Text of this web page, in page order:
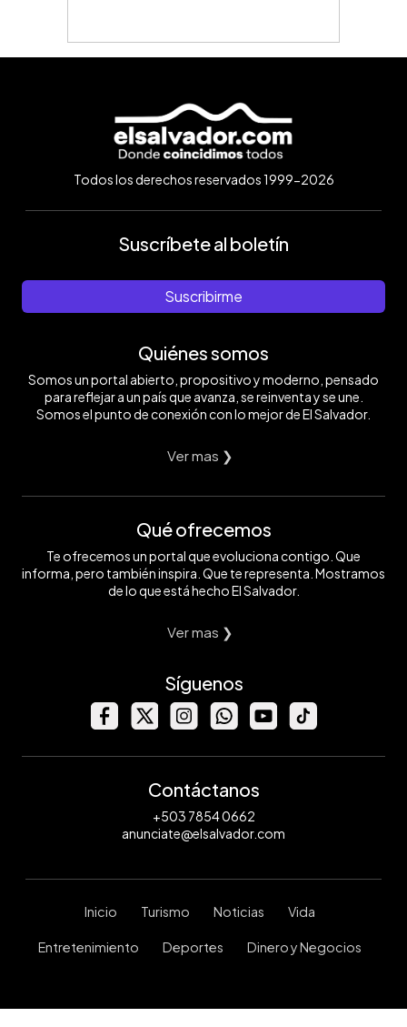
Todos los derechos reservados 1999-2026
Suscríbete al boletín
Suscribirme
Quiénes somos
Somos un portal abierto, propositivo y moderno, pensado
para reflejar a un país que avanza, se reinventa y se une.
Somos el punto de conexión con lo mejor de El Salvador.
Ver mas ❯
Qué ofrecemos
Te ofrecemos un portal que evoluciona contigo. Que
informa, pero también inspira. Que te representa. Mostramos
de lo que está hecho El Salvador.
Ver mas ❯
Síguenos
Contáctanos
+503 7854 0662
anunciate@elsalvador.com
Inicio Turismo Noticias Vida
Entretenimiento Deportes Dinero y Negocios